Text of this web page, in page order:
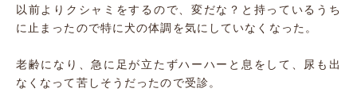
以前よりクシャミをするので、変だな？と持っているうち
に止まったので特に犬の体調を気にしていなくなった。
老齢になり、急に足が立たずハーハーと息をして、尿も出
なくなって苦しそうだったので受診。